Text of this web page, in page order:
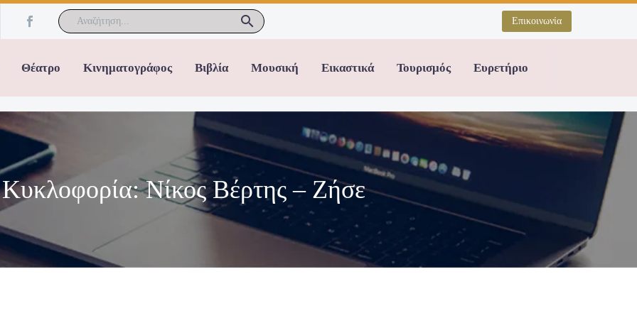
Επικοινωνία
Θέατρο Κινηματογράφος Βιβλία Μουσική Εικαστικά Τουρισμός Ευρετήριο
Νίκος Βέρτης – Ζήσε